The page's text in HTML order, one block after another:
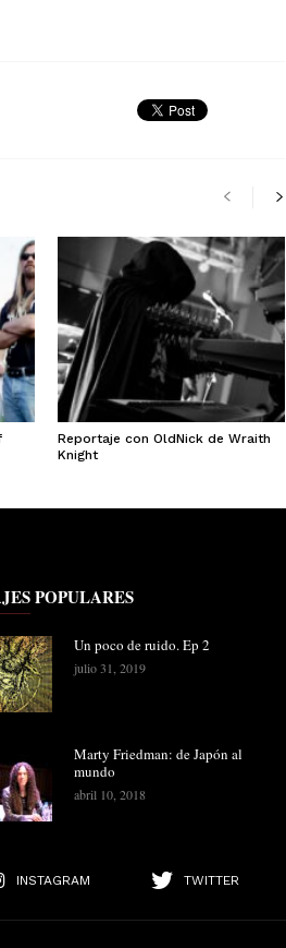
Reportaje con OldNick de Wraith
Knight
POPULARES
Un poco de ruido. Ep 2
julio 31, 2019
Marty Friedman: de Japón al
mundo
abril 10, 2018
INSTAGRAM TWITTER